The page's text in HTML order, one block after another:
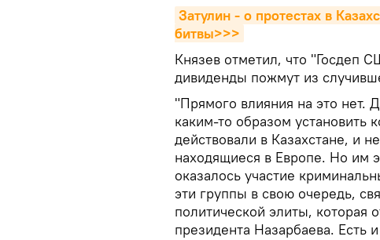
Затулин - о протестах в
битвы>>>
Князев отметил, что "Госдеп
дивиденды пожмут из
"Прямого влияния на это нет.
каким-то образом
действовали в Казахстане, и
находящиеся в Европе. Но им
оказалось участие
эти группы в свою очередь,
политической элиты, которая
президента Назарбаева. Есть